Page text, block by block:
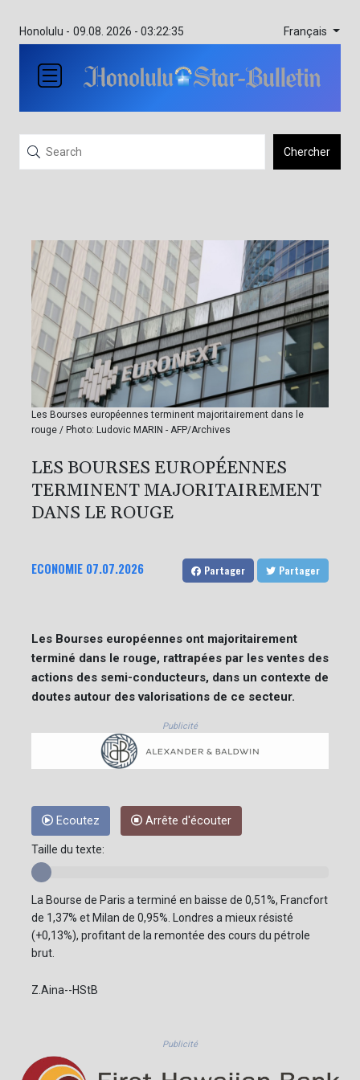
Honolulu - 09.08. 2026 - 03:22:35 Français
Chercher
Les Bourses européennes terminent majoritairement dans le
rouge / Photo: Ludovic MARIN - AFP/Archives
LES BOURSES EUROPÉENNES
TERMINENT MAJORITAIREMENT
DANS LE ROUGE
ECONOMIE 07.07.2026 Partager Partager
Les Bourses européennes ont majoritairement
terminé dans le rouge, rattrapées par les ventes des
actions des semi-conducteurs, dans un contexte de
doutes autour des valorisations de ce secteur.
Publicité
Ecoutez Arrête d'écouter
Taille du texte:
La Bourse de Paris a terminé en baisse de 0,51%, Francfort
de 1,37% et Milan de 0,95%. Londres a mieux résisté
(+0,13%), profitant de la remontée des cours du pétrole
brut.
Z.Aina--HStB
Publicité